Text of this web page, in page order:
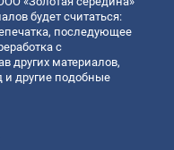
будет считаться:
последующее
с
других материалов,
и другие подобные